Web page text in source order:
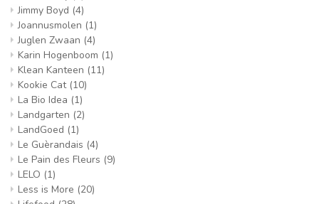
Jimmy Boyd (4)
Joannusmolen (1)
Juglen Zwaan (4)
Karin Hogenboom (1)
Klean Kanteen (11)
Kookie Cat (10)
La Bio Idea (1)
Landgarten (2)
LandGoed (1)
Le Guèrandais (4)
Le Pain des Fleurs (9)
LELO (1)
Less is More (20)